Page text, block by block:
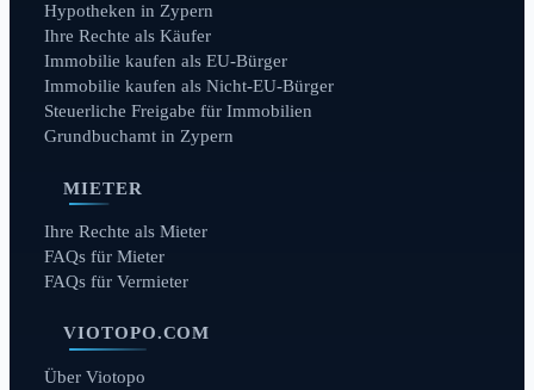
Hypotheken in Zypern
Ihre Rechte als Käufer
Immobilie kaufen als EU-Bürger
Immobilie kaufen als Nicht-EU-Bürger
Steuerliche Freigabe für Immobilien
Grundbuchamt in Zypern
MIETER
Ihre Rechte als Mieter
FAQs für Mieter
FAQs für Vermieter
VIOTOPO.COM
Über Viotopo